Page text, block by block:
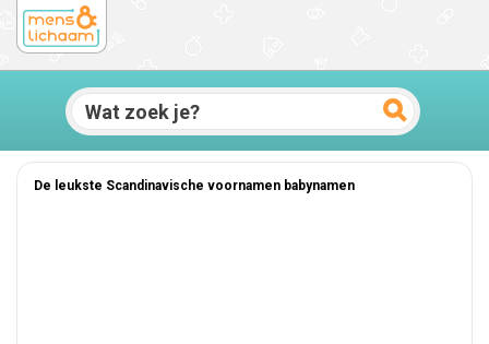
De leukste Scandinavische voornamen babynamen